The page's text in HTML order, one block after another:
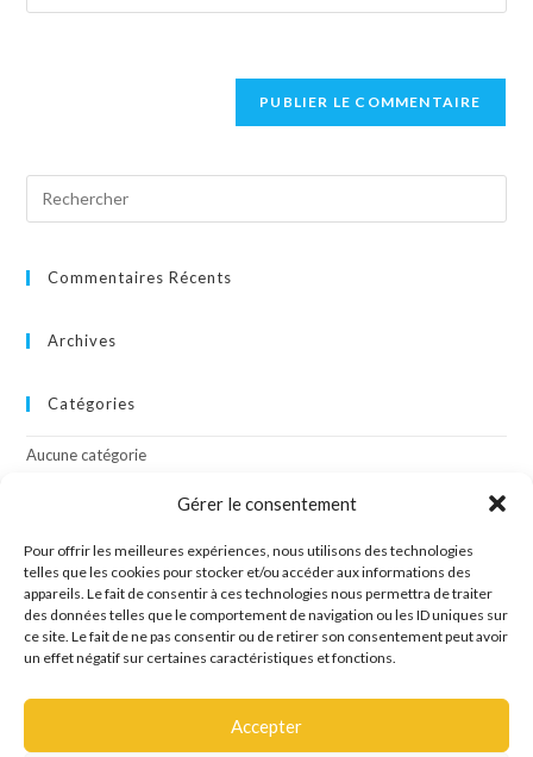
Gérer le consentement
Pour offrir les meilleures expériences, nous utilisons des technologies
telles que les cookies pour stocker et/ou accéder aux informations des
appareils. Le fait de consentir à ces technologies nous permettra de traiter
des données telles que le comportement de navigation ou les ID uniques sur
ce site. Le fait de ne pas consentir ou de retirer son consentement peut avoir
un effet négatif sur certaines caractéristiques et fonctions.
Accepter
Commentaires Récents
Archives
Catégories
Aucune catégorie
Connexion
Flux des publications
Flux des commentaires
Site de WordPress-FR